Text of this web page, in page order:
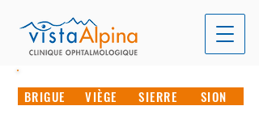
BRIGUE VIÈGE SIERRE SION